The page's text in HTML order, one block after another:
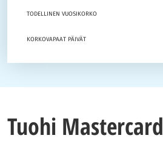
TODELLINEN VUOSIKORKO
KORKOVAPAAT PÄIVÄT
Tuohi Mastercard